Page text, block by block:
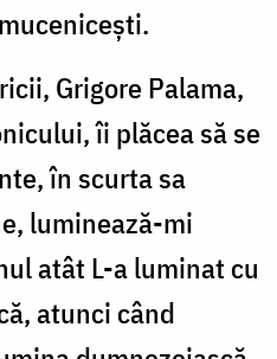
Grigore Palama,
îi plăcea să se
în scurta sa
luminează-mi
atât L-a luminat cu
atunci când